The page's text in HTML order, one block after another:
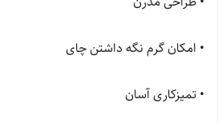
• امکان گرم نگه داشتن چای
• تمیزکاری آسان